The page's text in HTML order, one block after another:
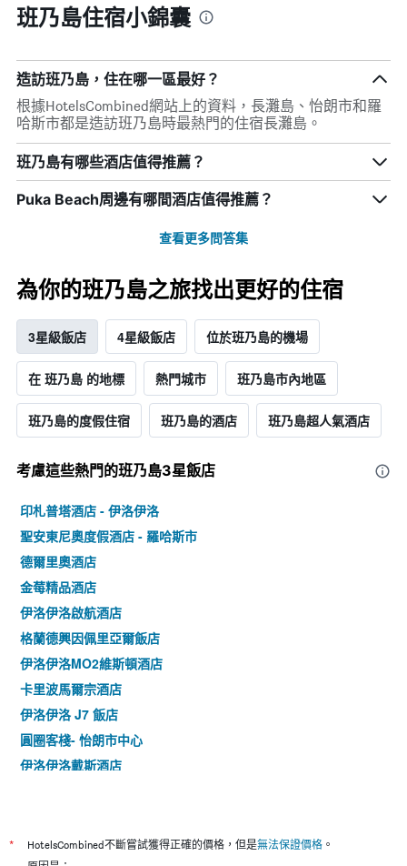
班乃島住宿小錦囊
造訪班乃島，住在哪一區最好？
根據HotelsCombined網站上的資料，長灘島、怡朗市和羅
哈斯市都是造訪班乃島時最熱門的住宿長灘島。
班乃島有哪些酒店值得推薦？
Puka Beach周邊有哪間酒店值得推薦？
查看更多問答集
為你的班乃島之旅找出更好的住宿
3星級飯店 4星級飯店 位於班乃島的機場
在 班乃島 的地標 熱門城市 班乃島市內地區
班乃島的度假住宿 班乃島的酒店 班乃島超人氣酒店
考慮這些熱門的班乃島3星​飯店
印札普塔酒店 - 伊洛伊洛
聖安東尼奧度假酒店 - 羅哈斯市
德爾里奧酒店
金莓精品酒店
伊洛伊洛啟航酒店
格蘭德興因佩里亞爾飯店
伊洛伊洛MO2維斯頓酒店
卡里波馬爾宗酒店
伊洛伊洛 J7 飯店
圓圈客棧- 怡朗市中心
伊洛伊洛戴斯酒店
伊洛伊洛gt酒店
* HotelsCombined不斷嘗試獲得正確的價格，但是無法保證價格 。